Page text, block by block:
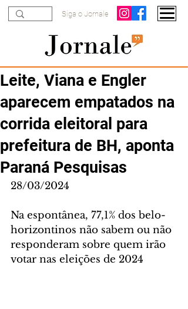
Siga o Jornale
Leite, Viana e Engler
aparecem empatados na
corrida eleitoral para
prefeitura de BH, aponta
Paraná Pesquisas
28/03/2024
Na espontânea, 77,1% dos belo-
horizontinos não sabem ou não
responderam sobre quem irão
votar nas eleições de 2024